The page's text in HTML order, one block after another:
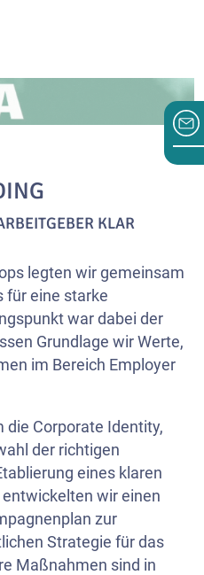
KLAR
legten wir gemeinsam
für eine starke
war dabei der
Grundlage wir Werte,
im Bereich Employer
die Corporate Identity,
der richtigen
eines klaren
wir einen
zur
Strategie für das
Maßnahmen sind in